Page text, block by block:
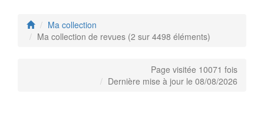
Ma collection
Ma collection de revues (2 sur 4498 éléments)
Page visitée 10071 fois
Dernière mise à jour le 08/08/2026